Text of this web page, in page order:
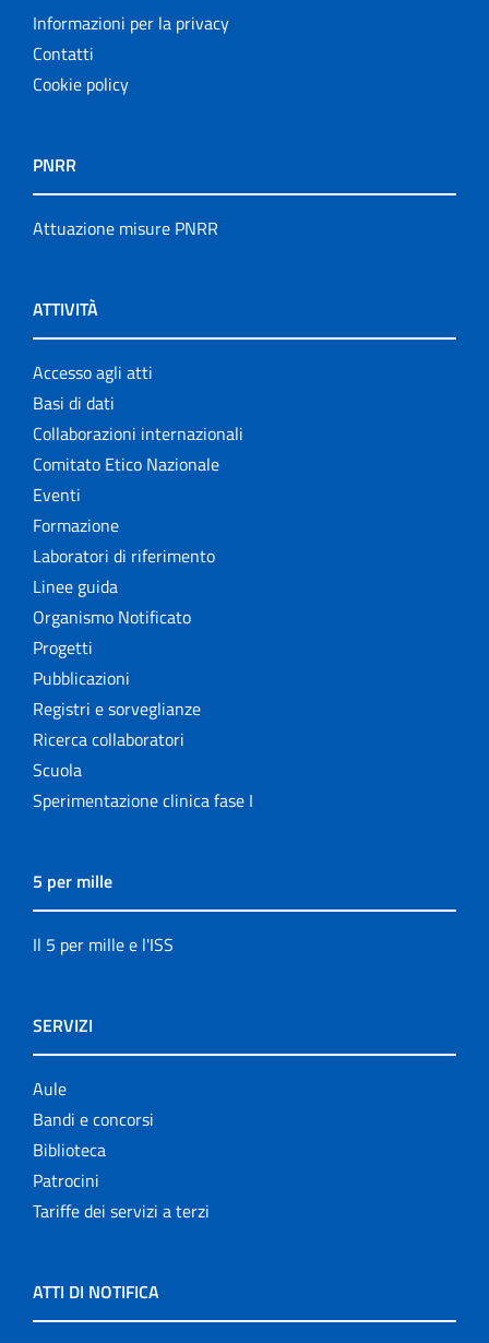
Progetto NECOBELAC
Pubblicazioni cessate
Rapporti ISS COVID-19
Rapporti ISS COVID-19 en Español
Rapporti ISS COVID-19 in English
Rapporti ISS Sorveglianza
Rapporti ISTISAN
Relazioni attività ISS
Servizi offerti
Settore Attività Editoriali
Strumenti di riferimento
The NECOBELAC project
Informazioni per la privacy
Contatti
Cookie policy
PNRR
Attuazione misure PNRR
ATTIVITÀ
Accesso agli atti
Basi di dati
Collaborazioni internazionali
Comitato Etico Nazionale
Eventi
Formazione
Laboratori di riferimento
Linee guida
Organismo Notificato
Progetti
Pubblicazioni
Registri e sorveglianze
Ricerca collaboratori
Scuola
Sperimentazione clinica fase I
5 per mille
Il 5 per mille e l'ISS
SERVIZI
Aule
Bandi e concorsi
Biblioteca
Patrocini
Tariffe dei servizi a terzi
ATTI DI NOTIFICA